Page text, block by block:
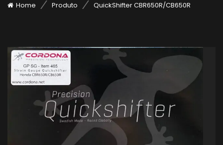
Home Produto QuickShifter CBR650R/CB650R